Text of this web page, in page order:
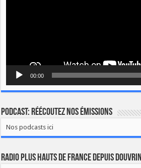
00:00
Podcast: Réécoutez nos émissions
Nos podcasts ici
Radio Plus Hauts de France depuis Douvrin